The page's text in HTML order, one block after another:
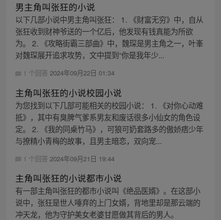
男主角叫张狂的小说
以下几部小说中男主角叫张狂： 1. 《财富无穷》中，自从
张狂收到财神爷送的一个亿后，他发现有钱真能为所欲
为。 2. 《攻略街霸三部曲》中，魏琛是男主角之一，叶峯
对魏琛展开追求攻势，文中提到“你是我年少...
1 个回答 2024年09月22日 01:34
主角叫张狂的小说校园小说
为您找到以下几部可能相关的校园小说： 1. 《对你心动难
抵》，其中有臭脾气爹系男友和废话很多小仙女的角色设
定。 2. 《我的同桌竹马》，可狼可奶套路多的傲娇痞少年
与撩精小青梅的故事，且男主暗恋，双向宠...
1 个回答 2024年09月21日 19:44
主角叫张狂的小说都市小说
有一部主角叫张狂的都市小说叫《绝品医婿》。在这部小
说中，张狂是世人唾弃的上门女婿，背地里却是那云端的
冲天龙，他为守护美女老婆甘愿做其背后的男人。